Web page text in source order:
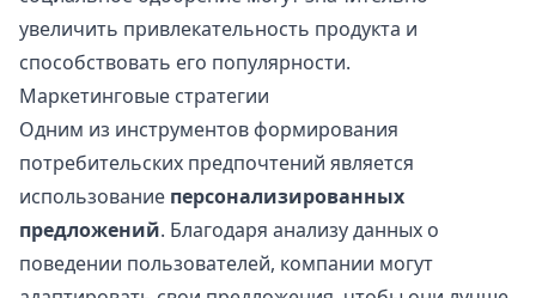
увеличить привлекательность продукта и
способствовать его популярности.
Маркетинговые стратегии
Одним из инструментов формирования
потребительских предпочтений является
использование персонализированных
предложений. Благодаря анализу данных о
поведении пользователей, компании могут